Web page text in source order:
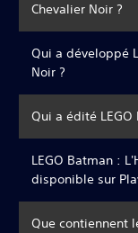
Chevalier Noir ?
Qui a développé
Noir ?
Qui a édité
LEGO Batman :
disponible sur
Que contiennent